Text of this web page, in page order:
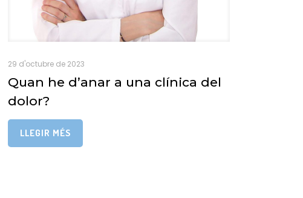
29 d'octubre de 2023
Quan he d’anar a una clínica del
dolor?
LLEGIR MÉS